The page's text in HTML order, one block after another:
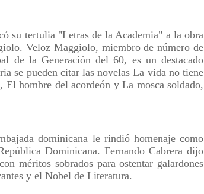
su tertulia "Letras de la Academia" a la obra
Veloz Maggiolo, miembro de número de
de la Generación del 60, es un destacado
se pueden citar las novelas La vida no tiene
hombre del acordeón y La mosca soldado,
dominicana le rindió homenaje como
Dominicana. Fernando Cabrera dijo
méritos sobrados para ostentar galardones
y el Nobel de Literatura.